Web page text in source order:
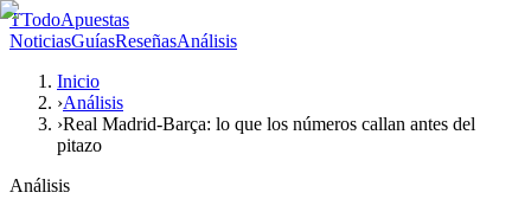
TTodoApuestas
NoticiasGuíasReseñasAnálisis
Inicio
›Análisis
›Real Madrid-Barça: lo que los números callan antes del
pitazo
Análisis